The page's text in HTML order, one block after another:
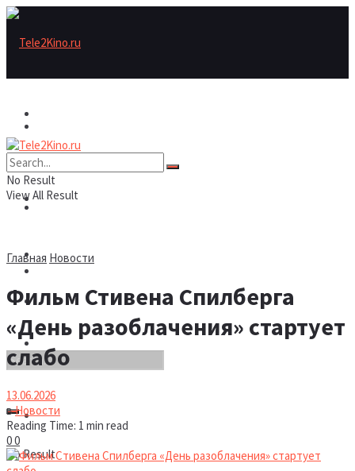
Рецензии/трейлеры
Шоу бизнес
Новости
Рецензии/трейлеры
Шоу бизнес
Новости
No Result
No Result
View All Result
Главная Новости
Фильм Стивена Спилберга
«День разоблачения» стартует
слабо
13.06.2026
вНовости
Reading Time: 1 min read
00